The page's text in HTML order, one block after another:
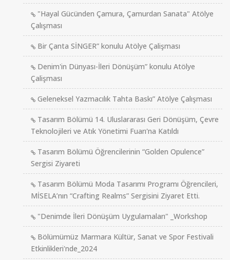
"Hayal Gücünden Çamura, Çamurdan Sanata" Atölye
Çalışması
Bir Çanta SİNGER” konulu Atölye Çalişması
Denim'in Dünyası-İleri Dönüşüm” konulu Atölye
Çalişması
Geleneksel Yazmacılık Tahta Baskı” Atölye Çalışması
Tasarım Bölümü 14. Uluslararası Geri Dönüşüm, Çevre
Teknolojileri ve Atık Yönetimi Fuarı'na Katıldı
Tasarım Bölümü Öğrencilerinin “Golden Opulence”
Sergisi Ziyareti
Tasarım Bölümü Moda Tasarımı Programı Öğrencileri,
MİSELA’nın “Crafting Realms” Sergisini Ziyaret Etti.
"Denimde İleri Dönüşüm Uygulamaları" _Workshop
Bölümümüz Marmara Kültür, Sanat ve Spor Festivali
Etkinlikleri'nde_2024